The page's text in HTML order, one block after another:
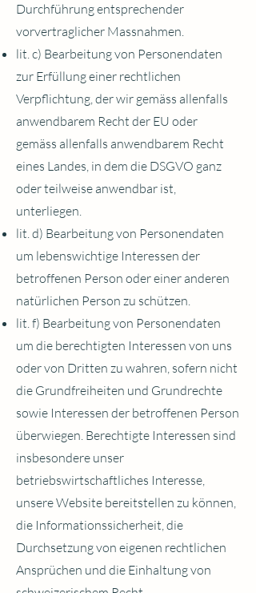
Durchführung entsprechender
vorvertraglicher Massnahmen.
lit. c) Bearbeitung von Personendaten
zur Erfüllung einer rechtlichen
Verpflichtung, der wir gemäss allenfalls
anwendbarem Recht der EU oder
gemäss allenfalls anwendbarem Recht
eines Landes, in dem die DSGVO ganz
oder teilweise anwendbar ist,
unterliegen.
lit. d) Bearbeitung von Personendaten
um lebenswichtige Interessen der
betroffenen Person oder einer anderen
natürlichen Person zu schützen.
lit. f) Bearbeitung von Personendaten
um die berechtigten Interessen von uns
oder von Dritten zu wahren, sofern nicht
die Grundfreiheiten und Grundrechte
sowie Interessen der betroffenen Person
überwiegen. Berechtigte Interessen sind
insbesondere unser
betriebswirtschaftliches Interesse,
unsere Website bereitstellen zu können,
die Informationssicherheit, die
Durchsetzung von eigenen rechtlichen
Ansprüchen und die Einhaltung von